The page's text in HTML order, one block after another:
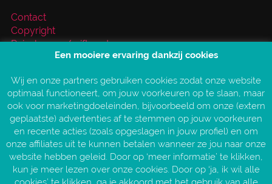
Contact
Copyright
Reischeque / giftcard
Over VakantieXperts
Service en vragen
Vind jouw VakantieXpert
Vacatures
AANGESLOTEN BIJ:
Een mooiere ervaring dankzij cookies
Wij en onze partners gebruiken cookies zodat onze website
optimaal functioneert, om jouw voorkeuren op te slaan, maar
ook voor marketingdoeleinden, bijvoorbeeld om onze (extern
geplaatste) advertenties af te stemmen op jouw voorkeuren
en recente acties (zoals opgeslagen in jouw profiel) en om
onze affiliates uit te kunnen betalen wanneer ze jou naar onze
website hebben geleid. Door op ‘meer informatie’ te klikken,
kun je meer lezen over onze cookies. Door op ‘ja, ik wil alle